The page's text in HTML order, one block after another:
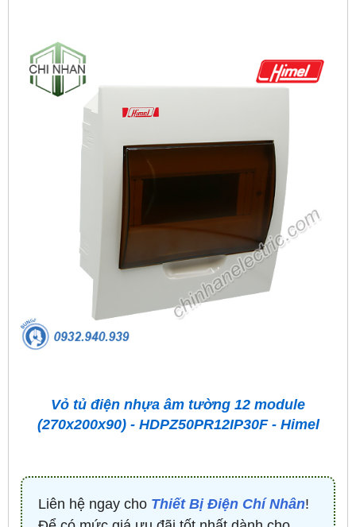
Vỏ tủ điện nhựa âm tường 12 module
(270x200x90) - HDPZ50PR12IP30F - Himel
Liên hệ ngay cho Thiết Bị Điện Chí Nhân!